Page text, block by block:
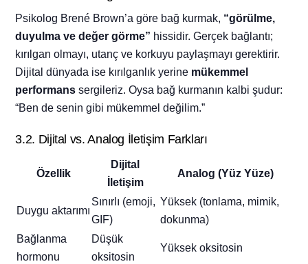
Psikolog Brené Brown’a göre bağ kurmak, “görülme,
duyulma ve değer görme” hissidir. Gerçek bağlantı;
kırılgan olmayı, utanç ve korkuyu paylaşmayı gerektirir.
Dijital dünyada ise kırılganlık yerine mükemmel
performans sergileriz. Oysa bağ kurmanın kalbi şudur:
“Ben de senin gibi mükemmel değilim.”
3.2. Dijital vs. Analog İletişim Farkları
Özellik
Dijital
İletişim
Analog (Yüz Yüze)
Duygu aktarımı
Sınırlı (emoji,
GIF)
Yüksek (tonlama, mimik,
dokunma)
Bağlanma
hormonu
Düşük
oksitosin
Yüksek oksitosin